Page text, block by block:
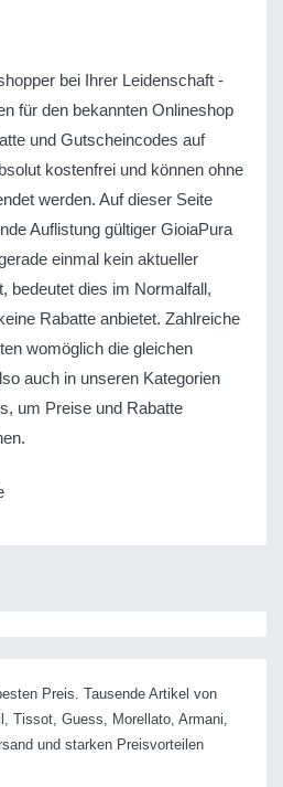
bei Ihrer Leidenschaft -
für den bekannten Onlineshop
und Gutscheincodes auf
kostenfrei und können ohne
werden. Auf dieser Seite
Auflistung gültiger GioiaPura
einmal kein aktueller
bedeutet dies im Normalfall,
Rabatte anbietet. Zahlreiche
womöglich die gleichen
auch in unseren Kategorien
um Preise und Rabatte
Preis. Tausende Artikel von
Tissot, Guess, Morellato, Armani,
und starken Preisvorteilen